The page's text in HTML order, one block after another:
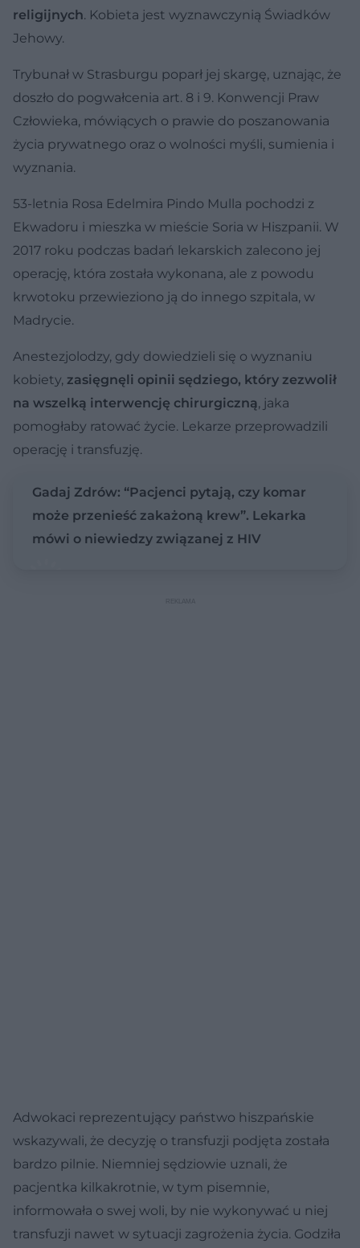
religijnych. Kobieta jest wyznawczynią Świadków
Jehowy.
Trybunał w Strasburgu poparł jej skargę, uznając, że
doszło do pogwałcenia art. 8 i 9. Konwencji Praw
Człowieka, mówiących o prawie do poszanowania
życia prywatnego oraz o wolności myśli, sumienia i
wyznania.
53-letnia Rosa Edelmira Pindo Mulla pochodzi z
Ekwadoru i mieszka w mieście Soria w Hiszpanii. W
2017 roku podczas badań lekarskich zalecono jej
operację, która została wykonana, ale z powodu
krwotoku przewieziono ją do innego szpitala, w
Madrycie.
Anestezjolodzy, gdy dowiedzieli się o wyznaniu
kobiety, zasięgnęli opinii sędziego, który zezwolił
na wszelką interwencję chirurgiczną, jaka
pomogłaby ratować życie. Lekarze przeprowadzili
operację i transfuzję.
Gadaj Zdrów: “Pacjenci pytają, czy komar
może przenieść zakażoną krew”. Lekarka
mówi o niewiedzy związanej z HIV
Adwokaci reprezentujący państwo hiszpańskie
wskazywali, że decyzję o transfuzji podjęta została
bardzo pilnie. Niemniej sędziowie uznali, że
pacjentka kilkakrotnie, w tym pisemnie,
informowała o swej woli, by nie wykonywać u niej
transfuzji nawet w sytuacji zagrożenia życia. Godziła